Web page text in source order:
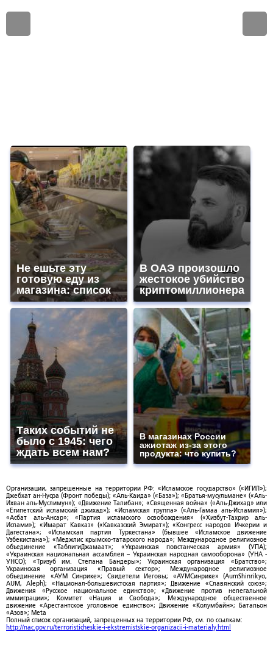
Не ешьте эту
готовую еду из
магазина: список
В ОАЭ произошло
жестокое убийство
криптомиллионера
Таких событий не
было с 1945: чего
ждать всем нам?
В магазинах России
ажиотаж из-за этого
продукта: что купить?
Организации, запрещенные на территории РФ: «Исламское государство» («ИГИЛ»);
Джебхат ан-Нусра (Фронт победы); «Аль-Каида» («База»); «Братья-мусульмане» («Аль-
Ихван аль-Муслимун»); «Движение Талибан»; «Священная война» («Аль-Джихад» или
«Египетский исламский джихад»); «Исламская группа» («Аль-Гамаа аль-Исламия»);
«Асбат аль-Ансар»; «Партия исламского освобождения» («Хизбут-Тахрир аль-
Ислами»); «Имарат Кавказ» («Кавказский Эмират»); «Конгресс народов Ичкерии и
Дагестана»; «Исламская партия Туркестана» (бывшее «Исламское движение
Узбекистана»); «Меджлис крымско-татарского народа»; Международное религиозное
объединение «ТаблигиДжамаат»; «Украинская повстанческая армия» (УПА);
«Украинская национальная ассамблея – Украинская народная самооборона» (УНА -
УНСО); «Тризуб им. Степана Бандеры»; Украинская организация «Братство»;
Украинская организация «Правый сектор»; Международное религиозное
объединение «АУМ Синрике»; Свидетели Иеговы; «АУМСинрике» (AumShinrikyo,
AUM, Aleph); «Национал-большевистская партия»; Движение «Славянский союз»;
Движения «Русское национальное единство»; «Движение против нелегальной
иммиграции»; Комитет «Нация и Свобода»; Международное общественное
движение «Арестантское уголовное единство»; Движение «Колумбайн»; Батальон
«Азов»; Meta
Полный список организаций, запрещенных на территории РФ, см. по ссылкам:
http://nac.gov.ru/terroristicheskie-i-ekstremistskie-organizacii-i-materialy.html